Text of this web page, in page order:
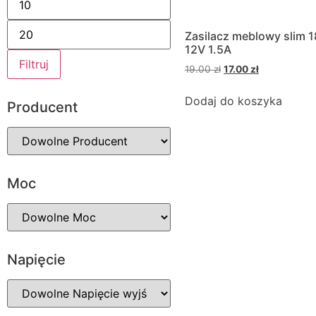
Filtruj
Producent
Moc
Napięcie
Zasilacz meblowy slim
12V 1.5A
19.00zł 17.00 zł
Dodaj do koszyka